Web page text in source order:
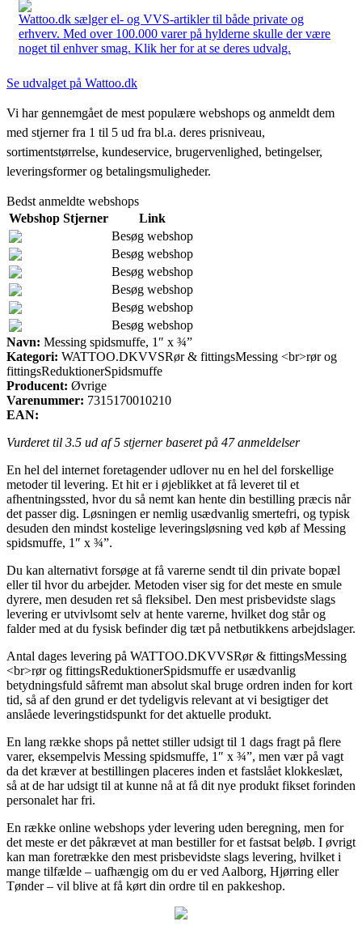
Wattoo.dk sælger el- og VVS-artikler til både private og
erhverv. Med over 100.000 varer på hylderne skulle der være
noget til enhver smag. Klik her for at se deres udvalg.
Se udvalget på Wattoo.dk
Vi har gennemgået de mest populære webshops og anmeldt dem
med stjerner fra 1 til 5 ud fra bl.a. deres prisniveau,
sortimentstørrelse, kundeservice, brugervenlighed, betingelser,
leveringsformer og betalingsmuligheder.
Bedst anmeldte webshops
Webshop Stjerner
Link
Besøg webshop
Besøg webshop
Besøg webshop
Besøg webshop
Besøg webshop
Besøg webshop
Navn: Messing spidsmuffe, 1″ x ¾”
Kategori: WATTOO.DKVVSRør & fittingsMessing <br>rør og
fittingsReduktionerSpidsmuffe
Producent: Øvrige
Varenummer: 7315170010210
EAN:
Vurderet til 3.5 ud af 5 stjerner baseret på 47anmeldelser
En hel del internet foretagender udlover nu en hel del forskellige
metoder til levering. Et hit er i øjeblikket at få leveret til et
afhentningssted, hvor du så nemt kan hente din bestilling præcis når
det passer dig. Løsningen er nemlig usædvanlig smertefri, og typisk
desuden den mindst kostelige leveringsløsning ved køb af Messing
spidsmuffe, 1″ x ¾”.
Du kan alternativt forsøge at få varerne sendt til din private bopæl
eller til hvor du arbejder. Metoden viser sig for det meste en smule
dyrere, men desuden ret så fleksibel. Den mest prisbevidste slags
levering er utvivlsomt selv at hente varerne, hvilket dog står og
falder med at du fysisk befinder dig tæt på netbutikkens arbejdslager.
Antal dages levering på WATTOO.DKVVSRør & fittingsMessing
<br>rør og fittingsReduktionerSpidsmuffe er usædvanlig
betydningsfuld såfremt man absolut skal bruge ordren inden for kort
tid, så af den grund er det tydeligvis relevant at vi besigtiger det
anslåede leveringstidspunkt for det aktuelle produkt.
En lang række shops på nettet stiller udsigt til 1 dags fragt på flere
varer, eksempelvis Messing spidsmuffe, 1″ x ¾”, men vær på vagt
da det kræver at bestillingen placeres inden et fastslået klokkeslæt,
så at de har udsigt til at kunne nå at få dit nye produkt fikset forinden
personalet har fri.
En række online webshops yder levering uden beregning, men for
det meste er det påkrævet at man bestiller for et fastsat beløb. I øvrigt
kan man foretrække den mest prisbevidste slags levering, hvilket i
mange tilfælde – uafhængig om du er ved Aalborg, Hjørring eller
Tønder – vil blive at få kørt din ordre til en pakkeshop.